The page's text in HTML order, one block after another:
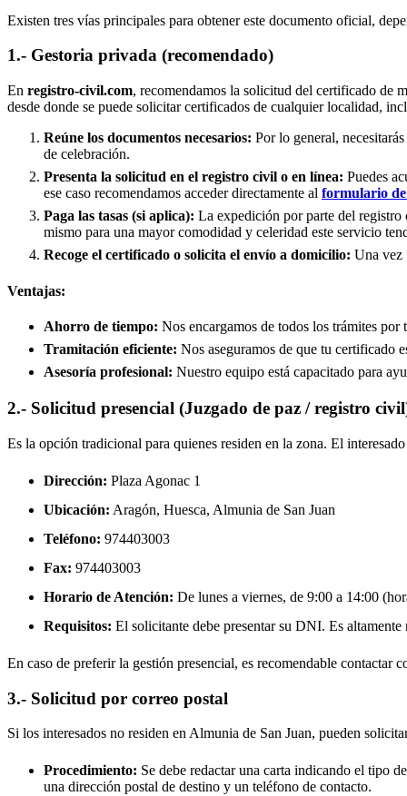
Existen tres vías principales para obtener este documento oficial,
1.- Gestoria privada (recomendado)
En registro-civil.com, recomendamos la solicitud del certificado de
desde donde se puede solicitar certificados de cualquier localidad,
Reúne los documentos necesarios: Por lo general,
de celebración.
Presenta la solicitud en el registro civil o en línea: Puedes
ese caso recomendamos acceder directamente al formulario
Paga las tasas (si aplica): La expedición por parte del registro
mismo para una mayor comodidad y celeridad este servicio
Recoge el certificado o solicita el envío a domicilio: Una vez
Ventajas:
Ahorro de tiempo: Nos encargamos de todos los trámites
Tramitación eficiente: Nos aseguramos de que tu certificado
Asesoría profesional: Nuestro equipo está capacitado para
2.- Solicitud presencial (Juzgado de paz / registro
Es la opción tradicional para quienes residen en la zona. El
Dirección: Plaza Agonac 1
Ubicación: Aragón, Huesca, Almunia de San Juan
Teléfono: 974403003
Fax: 974403003
Horario de Atención: De lunes a viernes, de 9:00 a 14:00
Requisitos: El solicitante debe presentar su DNI. Es
En caso de preferir la gestión presencial, es recomendable
3.- Solicitud por correo postal
Si los interesados no residen enAlmunia de San Juan, pueden
Procedimiento: Se debe redactar una carta indicando el tipo
una dirección postal de destino y un teléfono de contacto.